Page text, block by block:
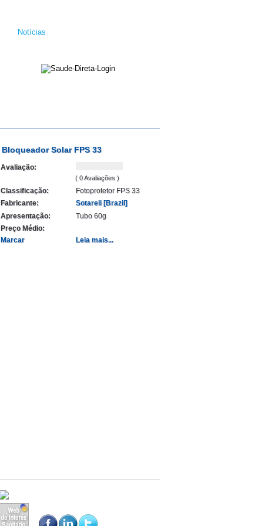
Notícias
Bloqueador Solar FPS 33
Avaliação:
( 0 Avaliações )
Classificação:
Fotoprotetor FPS 33
Fabricante:
Sotareli [Brazil]
Apresentação:
Tubo 60g
Preço Médio:
Marcar
Leia mais...